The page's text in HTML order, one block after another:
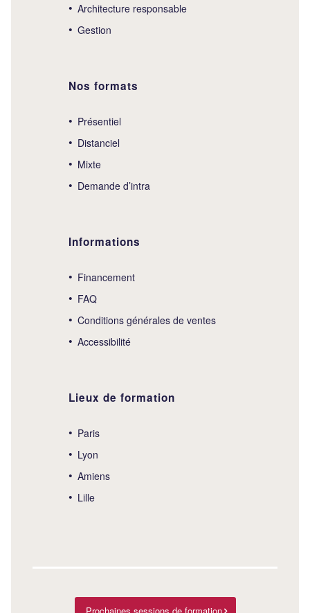
Architecture responsable
Gestion
Nos formats
Présentiel
Distanciel
Mixte
Demande d’intra
Informations
Financement
FAQ
Conditions générales de ventes
Accessibilité
Lieux de formation
Paris
Lyon
Amiens
Lille